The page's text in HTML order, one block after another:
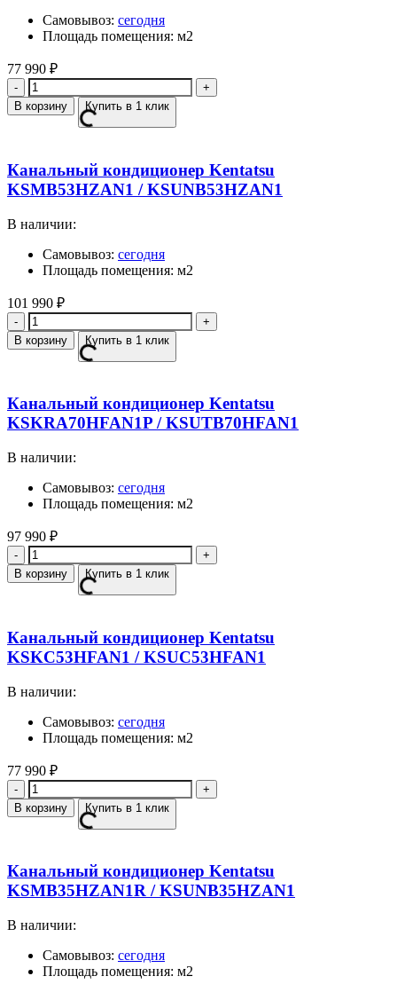
Самовывоз: сегодня
Площадь помещения: м2
77 990 ₽
Количество
В корзину Купить в 1 клик
Канальный кондиционер Kentatsu
KSMB53HZAN1 / KSUNB53HZAN1
В наличии:
Самовывоз: сегодня
Площадь помещения: м2
101 990 ₽
Количество
В корзину Купить в 1 клик
Канальный кондиционер Kentatsu
KSKRA70HFAN1P / KSUTB70HFAN1
В наличии:
Самовывоз: сегодня
Площадь помещения: м2
97 990 ₽
Количество
В корзину Купить в 1 клик
Канальный кондиционер Kentatsu
KSKC53HFAN1 / KSUC53HFAN1
В наличии:
Самовывоз: сегодня
Площадь помещения: м2
77 990 ₽
Количество
В корзину Купить в 1 клик
Канальный кондиционер Kentatsu
KSMB35HZAN1R / KSUNB35HZAN1
В наличии:
Самовывоз: сегодня
Площадь помещения: м2